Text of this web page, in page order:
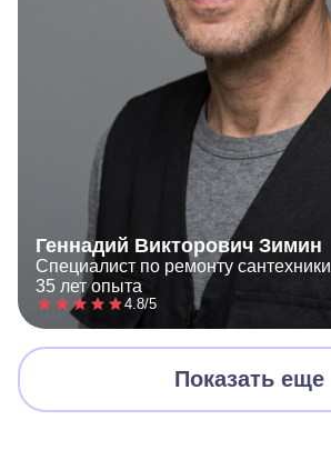
Геннадий Викторович Зимин
Специалист по ремонту сантехники
35 лет опыта
4.8/5
Показать еще